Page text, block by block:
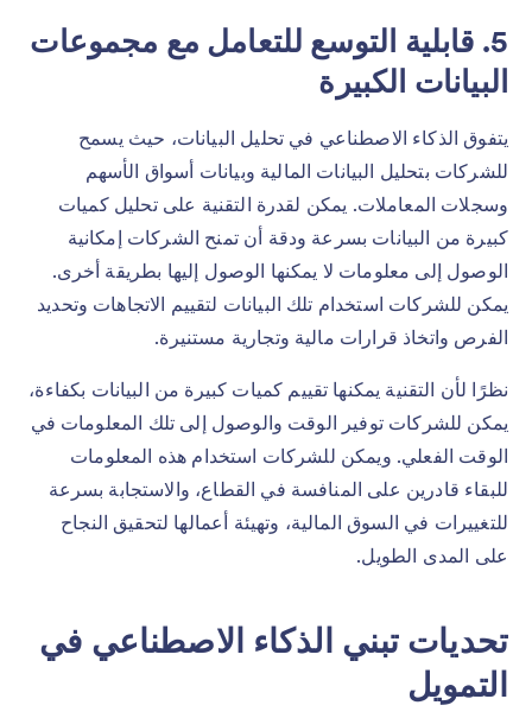
5. قابلية التوسع للتعامل مع مجموعات
البيانات الكبيرة
يتفوق الذكاء الاصطناعي في تحليل البيانات، حيث يسمح
للشركات بتحليل البيانات المالية وبيانات أسواق الأسهم
وسجلات المعاملات. يمكن لقدرة التقنية على تحليل كميات
كبيرة من البيانات بسرعة ودقة أن تمنح الشركات إمكانية
الوصول إلى معلومات لا يمكنها الوصول إليها بطريقة أخرى.
يمكن للشركات استخدام تلك البيانات لتقييم الاتجاهات وتحديد
الفرص واتخاذ قرارات مالية وتجارية مستنيرة.
نظرًا لأن التقنية يمكنها تقييم كميات كبيرة من البيانات بكفاءة،
يمكن للشركات توفير الوقت والوصول إلى تلك المعلومات في
الوقت الفعلي. ويمكن للشركات استخدام هذه المعلومات
للبقاء قادرين على المنافسة في القطاع، والاستجابة بسرعة
للتغييرات في السوق المالية، وتهيئة أعمالها لتحقيق النجاح
على المدى الطويل.
تحديات تبني الذكاء الاصطناعي في
التمويل